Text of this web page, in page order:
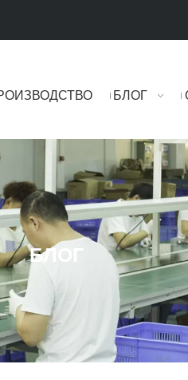
БЛОГ
БЛОГ